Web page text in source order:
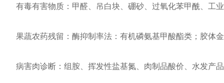
有毒有害物质：甲醛、吊白块、硼砂、过氧化苯甲酰、工
果蔬农药残留：酶抑制率法：有机磷氨基甲酸酯类；胶体
病害肉诊断：组胺、挥发性盐基氮、肉制品酸价、水发产